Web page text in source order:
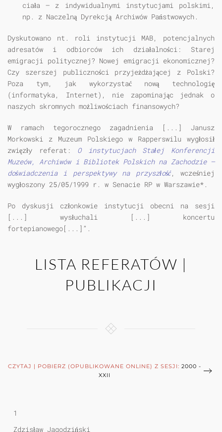
ciała — z indywidualnymi instytucjami polskimi,
np. z Naczelną Dyrekcją Archiwów Państwowych.
Dyskutowano nt. roli instytucji MAB, potencjalnych
adresatów i odbiorców ich działalności: Starej
emigracji politycznej? Nowej emigracji ekonomicznej?
Czy szerszej publiczności przyjeżdżającej z Polski?
Poza tym, jak wykorzystać nową technologię
(informatyka, Internet), nie zapominając jednak o
naszych skromnych możliwościach finansowych?
W ramach tegorocznego zagadnienia [...] Janusz
Morkowski z Muzeum Polskiego w Rapperswilu wygłosił
zwięzły referat: O instytucjach Stałej Konferencji
Muzeów, Archiwów i Bibliotek Polskich na Zachodzie —
doświadczenia i perspektywy na przyszłość, wcześniej
wygłoszony 25/05/1999 r. w Senacie RP w Warszawie*.
Po dyskusji członkowie instytucji obecni na sesji
[...] wysłuchali [...] koncertu
fortepianowego[...]”.
LISTA REFERATÓW |
PUBLIKACJI
CZYTAJ | POBIERZ (OPUBLIKOWANE ONLINE) Z SESJI: 2000 -
XXII
1
Zdzisław Jagodziński